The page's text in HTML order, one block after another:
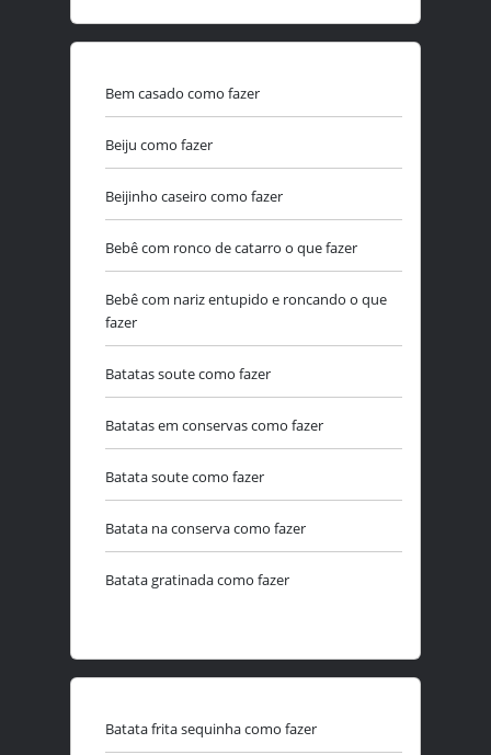
Bem casado como fazer
Beiju como fazer
Beijinho caseiro como fazer
Bebê com ronco de catarro o que fazer
Bebê com nariz entupido e roncando o que
fazer
Batatas soute como fazer
Batatas em conservas como fazer
Batata soute como fazer
Batata na conserva como fazer
Batata gratinada como fazer
Batata frita sequinha como fazer